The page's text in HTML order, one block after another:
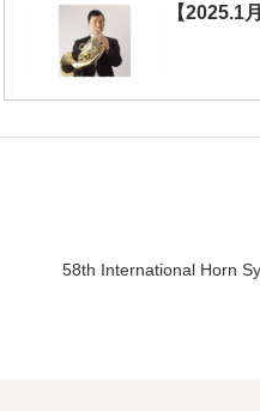
【2025.1
58th International Horn